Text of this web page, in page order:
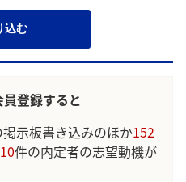
込む
登録すると
示板書き込みのほか152
件の内定者の志望動機が